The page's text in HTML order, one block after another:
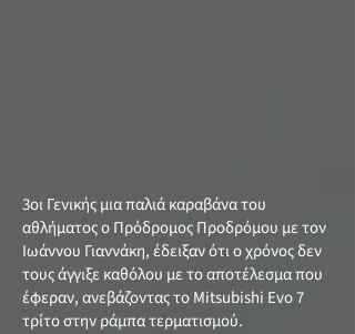
3οι Γενικής μια παλιά καραβάνα του
αθλήματος ο Πρόδρομος Προδρόμου με τον
Ιωάννου Γιαννάκη, έδειξαν ότι ο χρόνος δεν
τους άγγιξε καθόλου με το αποτέλεσμα που
έφεραν, ανεβάζοντας το Mitsubishi Evo 7
τρίτο στην ράμπα τερματισμού.